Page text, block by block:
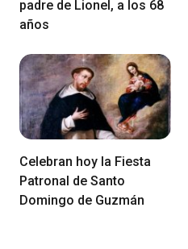
padre de Lionel, a los 68
años
Celebran hoy la Fiesta
Patronal de Santo
Domingo de Guzmán